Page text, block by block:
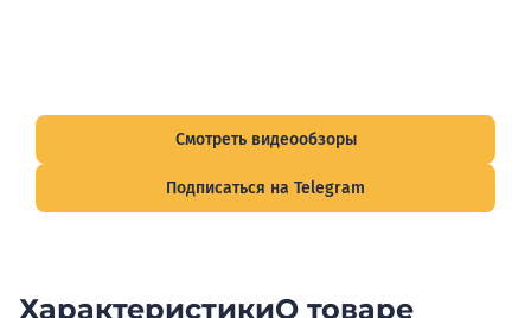
Смотреть видеообзоры
Подписаться на Telegram
ХарактеристикиО товаре